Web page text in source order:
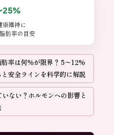
25%
維持に
肪率の目安
率は何%が限界？ 5〜12%
安全ラインを科学的に解説
ない？ホルモンへの影響と